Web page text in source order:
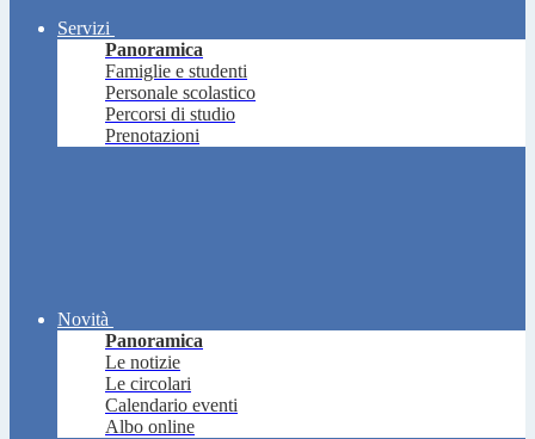
Servizi
Panoramica
Famiglie e studenti
Personale scolastico
Percorsi di studio
Prenotazioni
Novità
Panoramica
Le notizie
Le circolari
Calendario eventi
Albo online